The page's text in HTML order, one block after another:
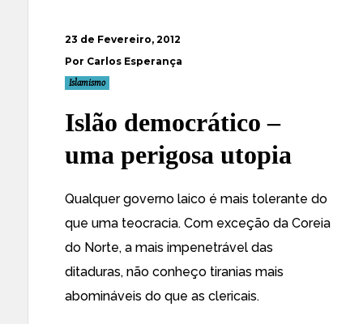
23 de Fevereiro, 2012
Por Carlos Esperança
Islamismo
Islão democrático –
uma perigosa utopia
Qualquer governo laico é mais tolerante do
que uma teocracia. Com exceção da Coreia
do Norte, a mais impenetrável das
ditaduras, não conheço tiranias mais
abomináveis do que as clericais.